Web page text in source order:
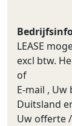
LEASE
excl btw.
of
E-mail ,
Duitsland
Uw offerte